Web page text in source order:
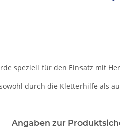
speziell für den Einsatz mit
durch die Kletterhilfe als
Angaben zur